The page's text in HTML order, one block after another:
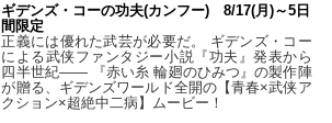
ギデンズ・コーの功夫(カンフー) 8/17(月)～5日
間限定
正義には優れた武芸が必要だ。 ギデンズ・コー
による武侠ファンタジー小説『功夫』発表から
四半世紀―― 『赤い糸 輪廻のひみつ』の製作陣
が贈る、ギデンズワールド全開の【青春×武侠ア
クション×超絶中二病】ムービー！